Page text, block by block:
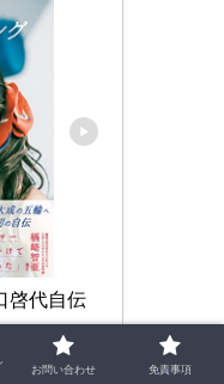
啓代自伝
お問い合わせ 免責事項